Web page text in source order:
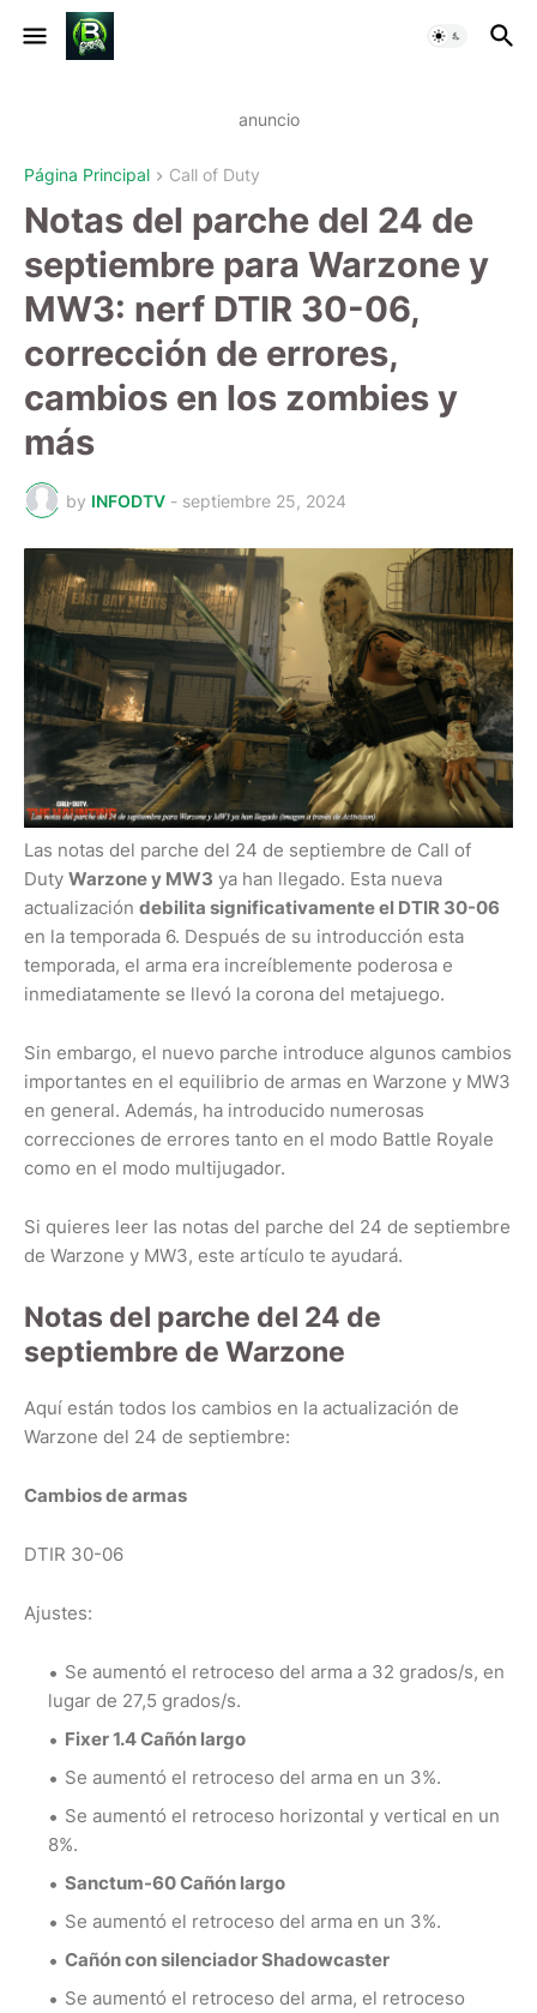
anuncio
Página Principal Call of Duty
Notas del parche del 24 de
septiembre para Warzone y
MW3: nerf DTIR 30-06,
corrección de errores,
cambios en los zombies y
más
by INFODTV - septiembre 25, 2024
Las notas del parche del 24 de septiembre de Call of
Duty Warzone y MW3 ya han llegado. Esta nueva
actualización debilita significativamente el DTIR 30-06
en la temporada 6. Después de su introducción esta
temporada, el arma era increíblemente poderosa e
inmediatamente se llevó la corona del metajuego.
Sin embargo, el nuevo parche introduce algunos cambios
importantes en el equilibrio de armas en Warzone y MW3
en general. Además, ha introducido numerosas
correcciones de errores tanto en el modo Battle Royale
como en el modo multijugador.
Si quieres leer las notas del parche del 24 de septiembre
de Warzone y MW3, este artículo te ayudará.
Notas del parche del 24 de
septiembre de Warzone
Aquí están todos los cambios en la actualización de
Warzone del 24 de septiembre:
Cambios de armas
DTIR 30-06
Ajustes:
Se aumentó el retroceso del arma a 32 grados/s, en
lugar de 27,5 grados/s.
Fixer 1.4 Cañón largo
Se aumentó el retroceso del arma en un 3%.
Se aumentó el retroceso horizontal y vertical en un
8%.
Sanctum-60 Cañón largo
Se aumentó el retroceso del arma en un 3%.
Cañón con silenciador Shadowcaster
Se aumentó el retroceso del arma, el retroceso